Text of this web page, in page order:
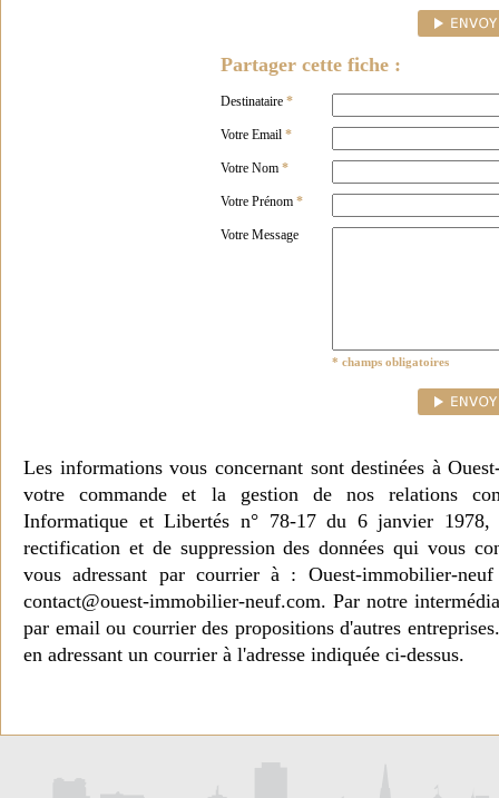
Partager cette fiche :
Destinataire *
Votre Email *
Votre Nom *
Votre Prénom *
Votre Message
* champs obligatoires
Les informations vous concernant sont destinées à
votre commande et la gestion de nos relations
Informatique et Libertés n° 78-17 du 6 janvier 1978,
rectification et de suppression des données qui vous
vous adressant par courrier à : Ouest-immobilier-
contact@ouest-immobilier-neuf.com. Par notre
par email ou courrier des propositions d'autres
en adressant un courrier à l'adresse indiquée ci-dessus.